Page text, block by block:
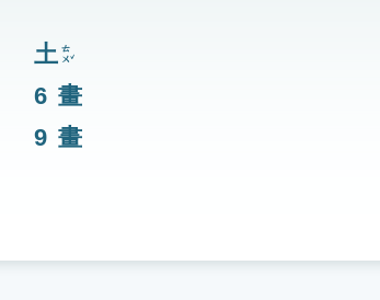
土ㄊㄨˇ
6 畫
9 畫